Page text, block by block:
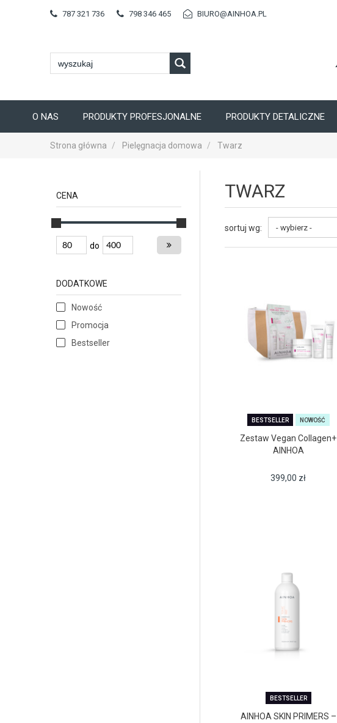
787 321 736 798 346 465 BIURO@AINHOA.PL
O NAS PRODUKTY PROFESJONALNE PRODUKTY DETALICZNE
Strona główna Pielęgnacja domowa Twarz
CENA
do
DODATKOWE
Nowość
Promocja
Bestseller
TWARZ
sortuj wg:
BESTSELLER NOWOŚĆ
Zestaw Vegan Collagen+
AINHOA
399,00 zł
BESTSELLER
AINHOA SKIN PRIMERS –